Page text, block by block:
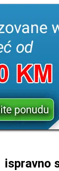
ispravno